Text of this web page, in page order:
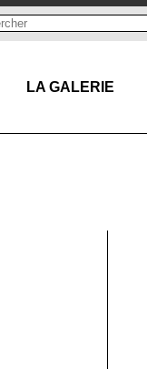
LA GALERIE